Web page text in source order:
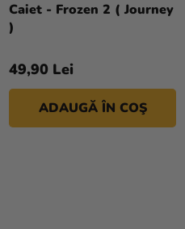
Caiet - Frozen 2 ( Journey
)
49,90 Lei
ADAUGĂ ÎN COŞ